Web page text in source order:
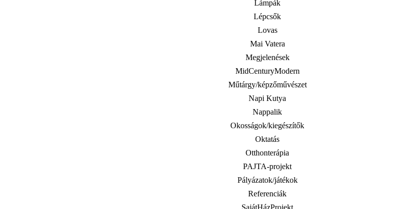
Lámpák
Lépcsők
Lovas
Mai Vatera
Megjelenések
MidCenturyModern
Műtárgy/képzőművészet
Napi Kutya
Nappalik
Okosságok/kiegészítők
Oktatás
Otthonterápia
PAJTA-projekt
Pályázatok/játékok
Referenciák